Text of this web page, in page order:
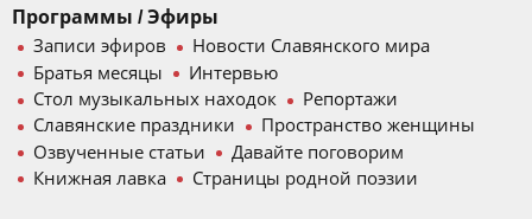
Программы / Эфиры
Записи эфиров
Новости Славянского мира
Братья месяцы
Интервью
Стол музыкальных находок
Репортажи
Славянские праздники
Пространство женщины
Озвученные статьи
Давайте поговорим
Книжная лавка
Страницы родной поэзии